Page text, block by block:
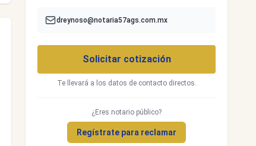
dreynoso@notaria57ags.com.mx
Solicitar cotización
Te llevará a los datos de contacto directos.
¿Eres notario público?
Regístrate para reclamar